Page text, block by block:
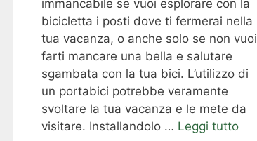
immancabile se vuoi esplorare con la
bicicletta i posti dove ti fermerai nella
tua vacanza, o anche solo se non vuoi
farti mancare una bella e salutare
sgambata con la tua bici. L’utilizzo di
un portabici potrebbe veramente
svoltare la tua vacanza e le mete da
visitare. Installandolo … Leggi tutto